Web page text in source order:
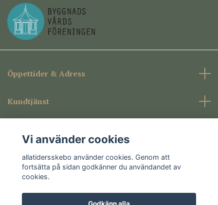
Öppettider & Adress
Kundtjänst
Sociala medier
Vi använder cookies
allatidersskebo använder cookies. Genom att
fortsätta på sidan godkänner du användandet av
cookies.
Godkänn alla